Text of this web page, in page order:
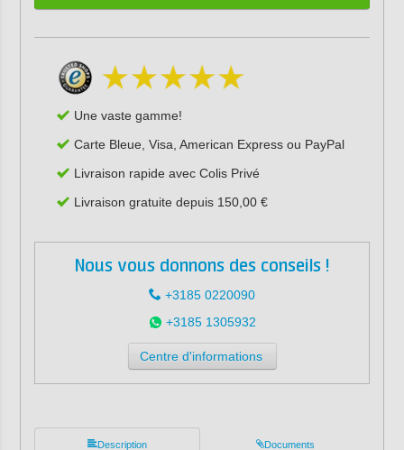
Une vaste gamme!
Carte Bleue, Visa, American Express ou PayPal
Livraison rapide avec Colis Privé
Livraison gratuite depuis 150,00 €
Nous vous donnons des conseils !
+3185 0220090
+3185 1305932
Centre d'informations
Description Documents